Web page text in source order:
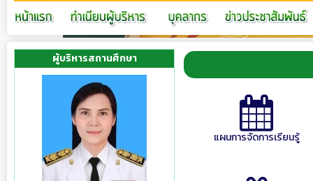
ผู้บริหารสถานศึกษา
แผนการจัดการเรียนรู้